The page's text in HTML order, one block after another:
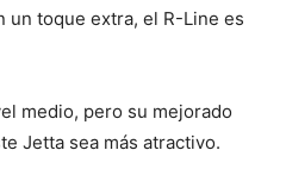
toque extra, el R-Line es
medio, pero su mejorado
Jetta sea más atractivo.